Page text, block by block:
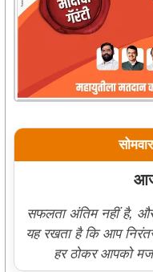
सफलता अंतिम नहीं है,
यह रखता है कि आप
हर ठोकर आपको